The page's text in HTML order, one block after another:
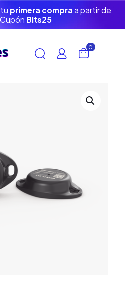
primera compra a partir de
Bits25
0